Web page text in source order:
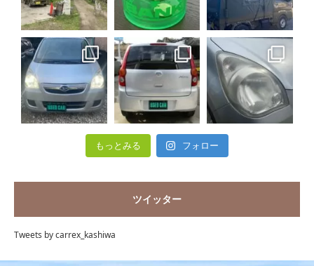
もっとみる フォロー
ツイッター
Tweets by carrex_kashiwa